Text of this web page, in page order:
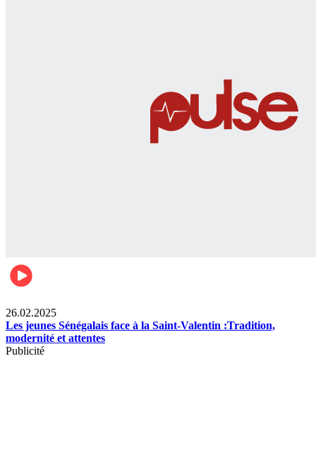
26.02.2025
Les jeunes Sénégalais face à la Saint-Valentin :Tradition,
modernité et attentes
Publicité